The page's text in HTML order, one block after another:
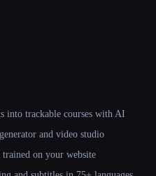
into trackable courses with AI
and video studio
on your website